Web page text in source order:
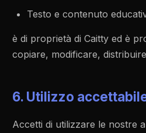
Testo e contenuto
è di proprietà di Caitty ed è
copiare, modificare,
6. Utilizzo
Accetti di utilizzare le nostre